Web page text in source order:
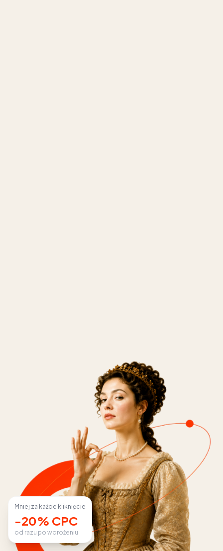
Mniej za każde kliknięcie
-20% CPC
od razu po wdrożeniu